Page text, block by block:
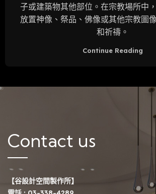
子或建築物其他部位。在宗教場所中
放置神像、祭品、佛像或其他宗教圖
和祈禱。
Continue Reading
Contact us
【谷設計空間製作所】